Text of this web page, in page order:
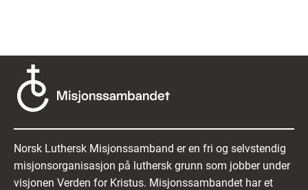
Norsk Luthersk Misjonssamband er en fri og selvstendig
misjonsorganisasjon på luthersk grunn som jobber under
visjonen Verden for Kristus. Misjonssambandet har et